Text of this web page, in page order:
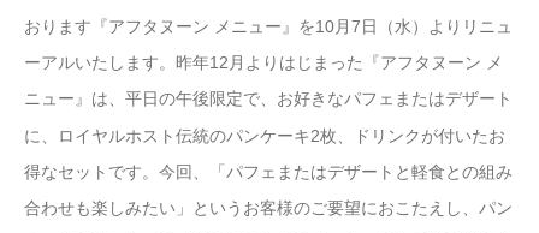
おります『アフタヌーン メニュー』を10月7日（水）よりリニュ
ーアルいたします。昨年12月よりはじまった『アフタヌーン メ
ニュー』は、平日の午後限定で、お好きなパフェまたはデザート
に、ロイヤルホスト伝統のパンケーキ2枚、ドリンクが付いたお
得なセットです。今回、「パフェまたはデザートと軽食との組み
合わせも楽しみたい」というお客様のご要望におこたえし、パン